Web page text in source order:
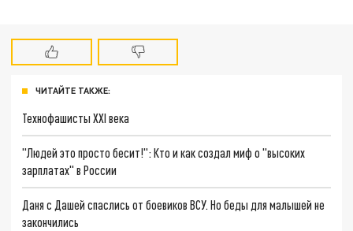
ЧИТАЙТЕ ТАКЖЕ:
Технофашисты XXI века
"Людей это просто бесит!": Кто и как создал миф о "высоких
зарплатах" в России
Даня с Дашей спаслись от боевиков ВСУ. Но беды для малышей не
закончились